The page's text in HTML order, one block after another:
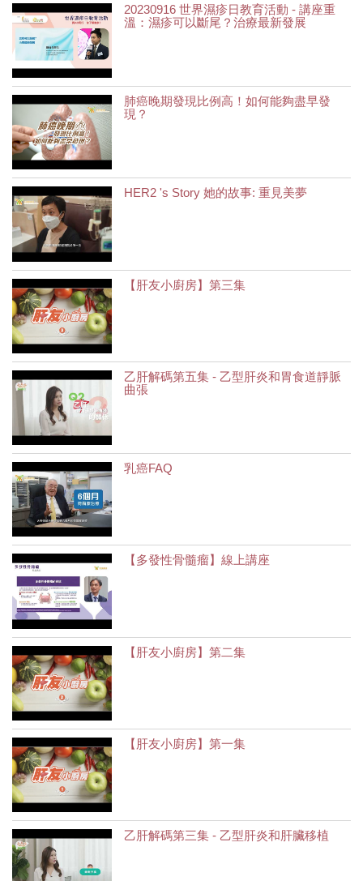
20230916 世界濕疹日教育活動 - 講座重
溫：濕疹可以斷尾？治療最新發展
肺癌晚期發現比例高！如何能夠盡早發
現？
HER2 's Story 她的故事: 重見美夢
【肝友小廚房】第三集
乙肝解碼第五集 - 乙型肝炎和胃食道靜脈
曲張
乳癌FAQ
【多發性骨髓瘤】線上講座
【肝友小廚房】第二集
【肝友小廚房】第一集
乙肝解碼第三集 - 乙型肝炎和肝臟移植